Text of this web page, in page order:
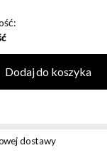
Dodaj do koszyka
dostawy